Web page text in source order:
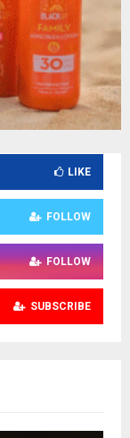
LIKE
FOLLOW
FOLLOW
SUBSCRIBE